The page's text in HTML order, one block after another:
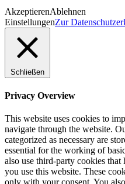
AkzeptierenAblehnen
EinstellungenZur
Schließen
Privacy Overview
This website uses cookies to
navigate through the website.
categorized as necessary are
essential for the working of
also use third-party cookies
you use this website. These